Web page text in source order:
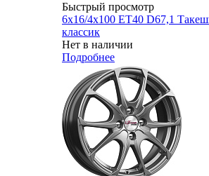
Быстрый просмотр
6x16/4x100 ET40 D67,1
классик
Нет в наличии
Подробнее